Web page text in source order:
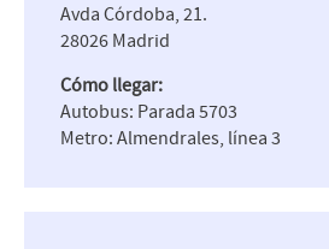
Avda Córdoba, 21.
28026 Madrid
Cómo llegar:
Autobus: Parada 5703
Metro: Almendrales, línea 3